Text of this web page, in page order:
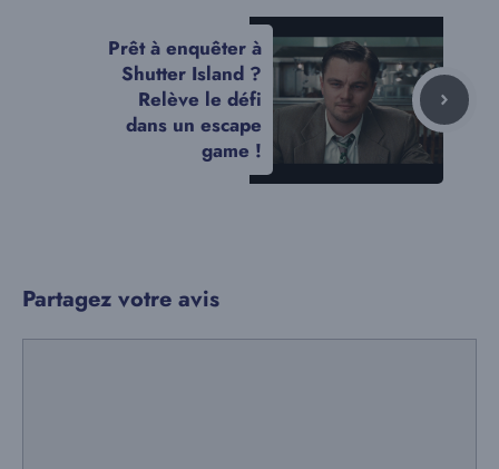
Prêt à enquêter à
Shutter Island ?
Relève le défi
dans un escape
game !
Partagez votre avis